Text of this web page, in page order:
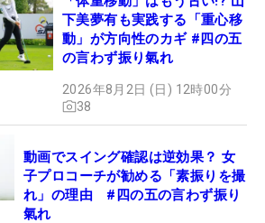
下美夢有も実践する「重心移
動」が方向性のカギ #四の五
の言わず振り氣れ
2026年8月2日 (日) 12時00分
38
動画でスイング確認は逆効果？ 女
子プロコーチが勧める「素振りを撮
れ」の理由 #四の五の言わず振り
氣れ